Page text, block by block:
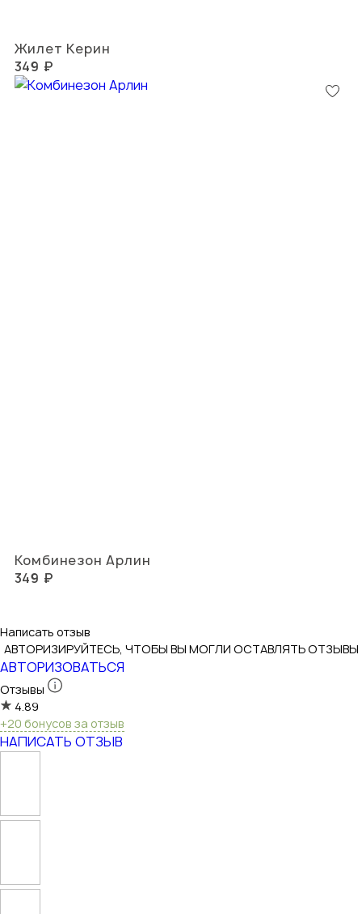
Жилет Керин
349 ₽
Комбинезон Арлин
349 ₽
Написать отзыв
АВТОРИЗИРУЙТЕСЬ, ЧТОБЫ ВЫ МОГЛИ ОСТАВЛЯТЬ ОТЗЫВЫ
АВТОРИЗОВАТЬСЯ
Отзывы
4.89
+20 бонусов за отзыв
НАПИСАТЬ ОТЗЫВ